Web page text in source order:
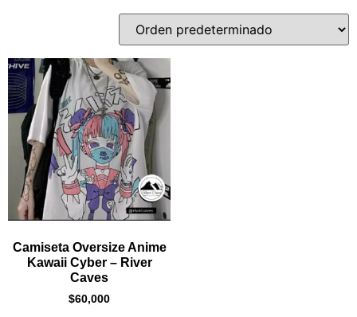
Camiseta Oversize Anime
Kawaii Cyber – River
Caves
$60,000